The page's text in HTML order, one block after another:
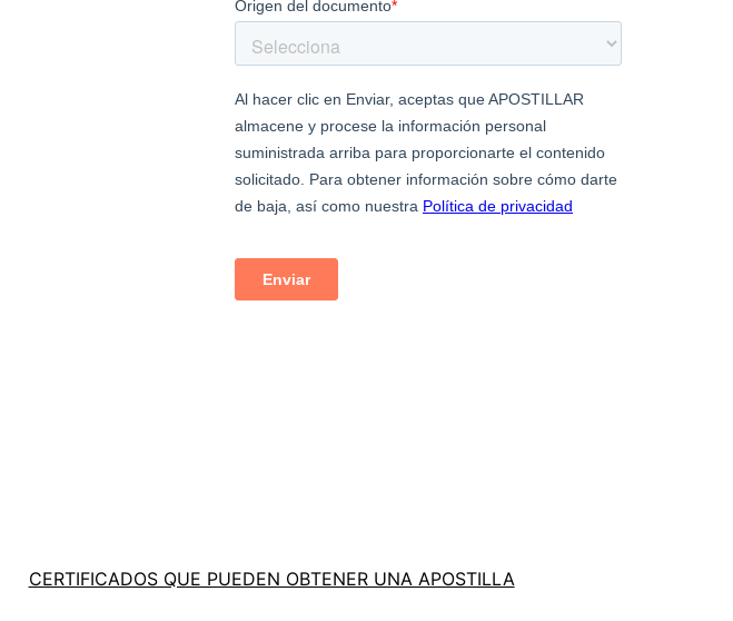
CERTIFICADOS QUE PUEDEN OBTENER UNA APOSTILLA